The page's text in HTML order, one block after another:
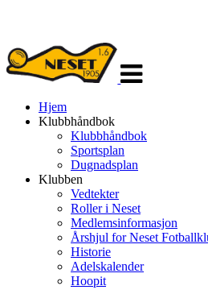
navigasjon
Hjem
Klubbhåndbok
Klubbhåndbok
Sportsplan
Dugnadsplan
Klubben
Vedtekter
Roller i Neset
Medlemsinformasjon
Årshjul for Neset
Historie
Adelskalender
Hoopit